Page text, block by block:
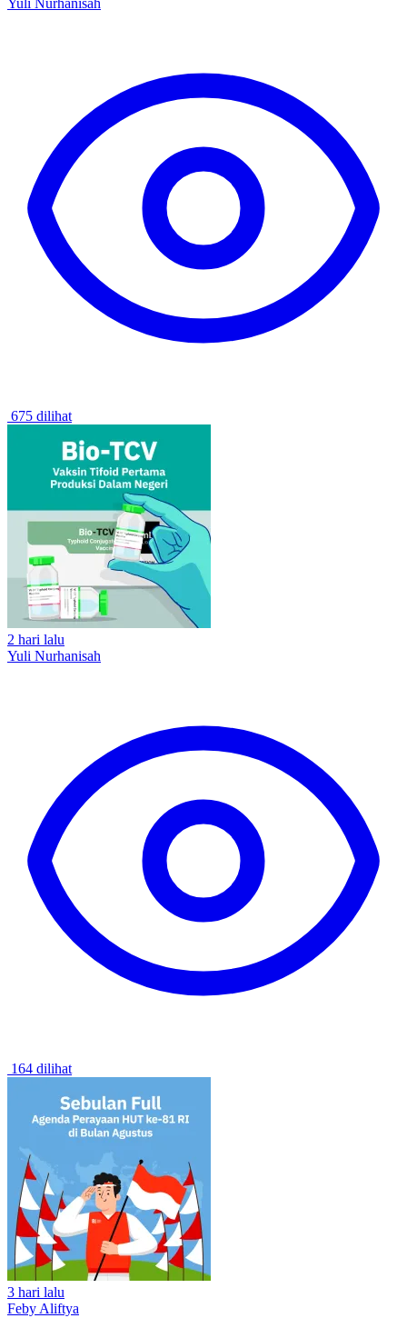
Yuli Nurhanisah
675 dilihat
2 hari lalu
Yuli Nurhanisah
164 dilihat
3 hari lalu
Feby Aliftya